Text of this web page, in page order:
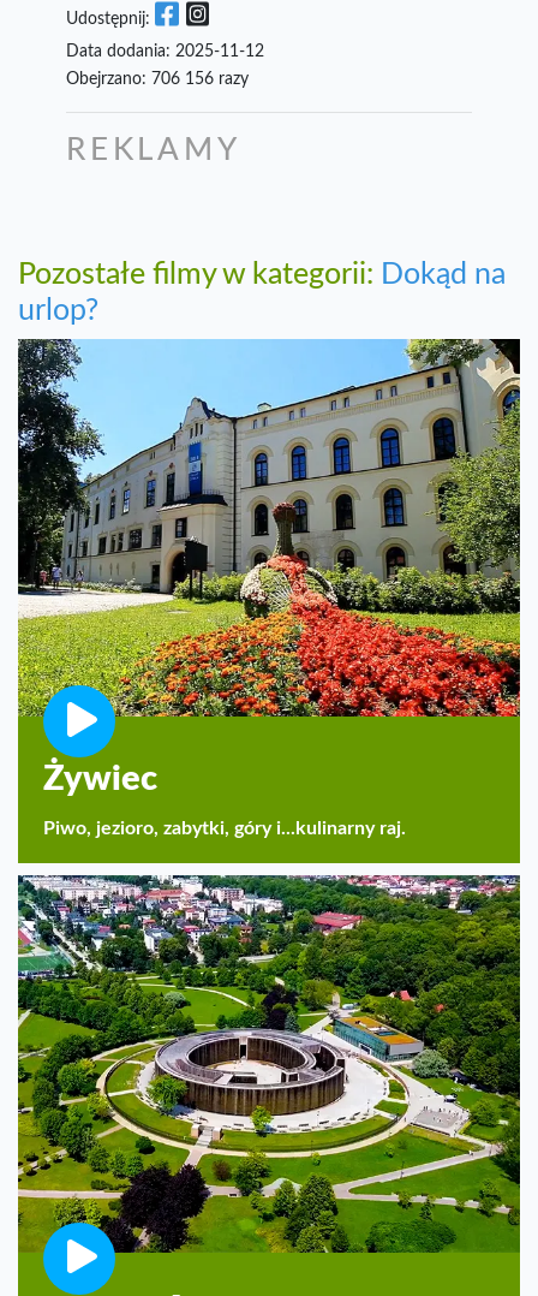
Udostępnij:
Data dodania: 2025-11-12
Obejrzano: 706 156 razy
REKLAMY
Pozostałe filmy w kategorii: Dokąd na
urlop?
Żywiec
Piwo, jezioro, zabytki, góry i...kulinarny raj.